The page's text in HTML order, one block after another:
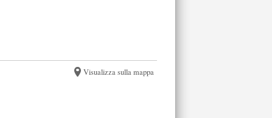
Visualizza sulla mappa